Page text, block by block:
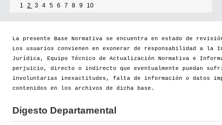
1 2 3 4 5 6 7 8 9 10
La presente Base Normativa se encuentra en estado de
Los usuarios convienen en exonerar de responsabilidad a la
Jurídica, Equipo Técnico de Actualización Normativa e
perjuicio, directo o indirecto que eventualmente puedan
involuntarias inexactitudes, falta de información o datos
contenidos en los archivos de dicha base.
Digesto Departamental